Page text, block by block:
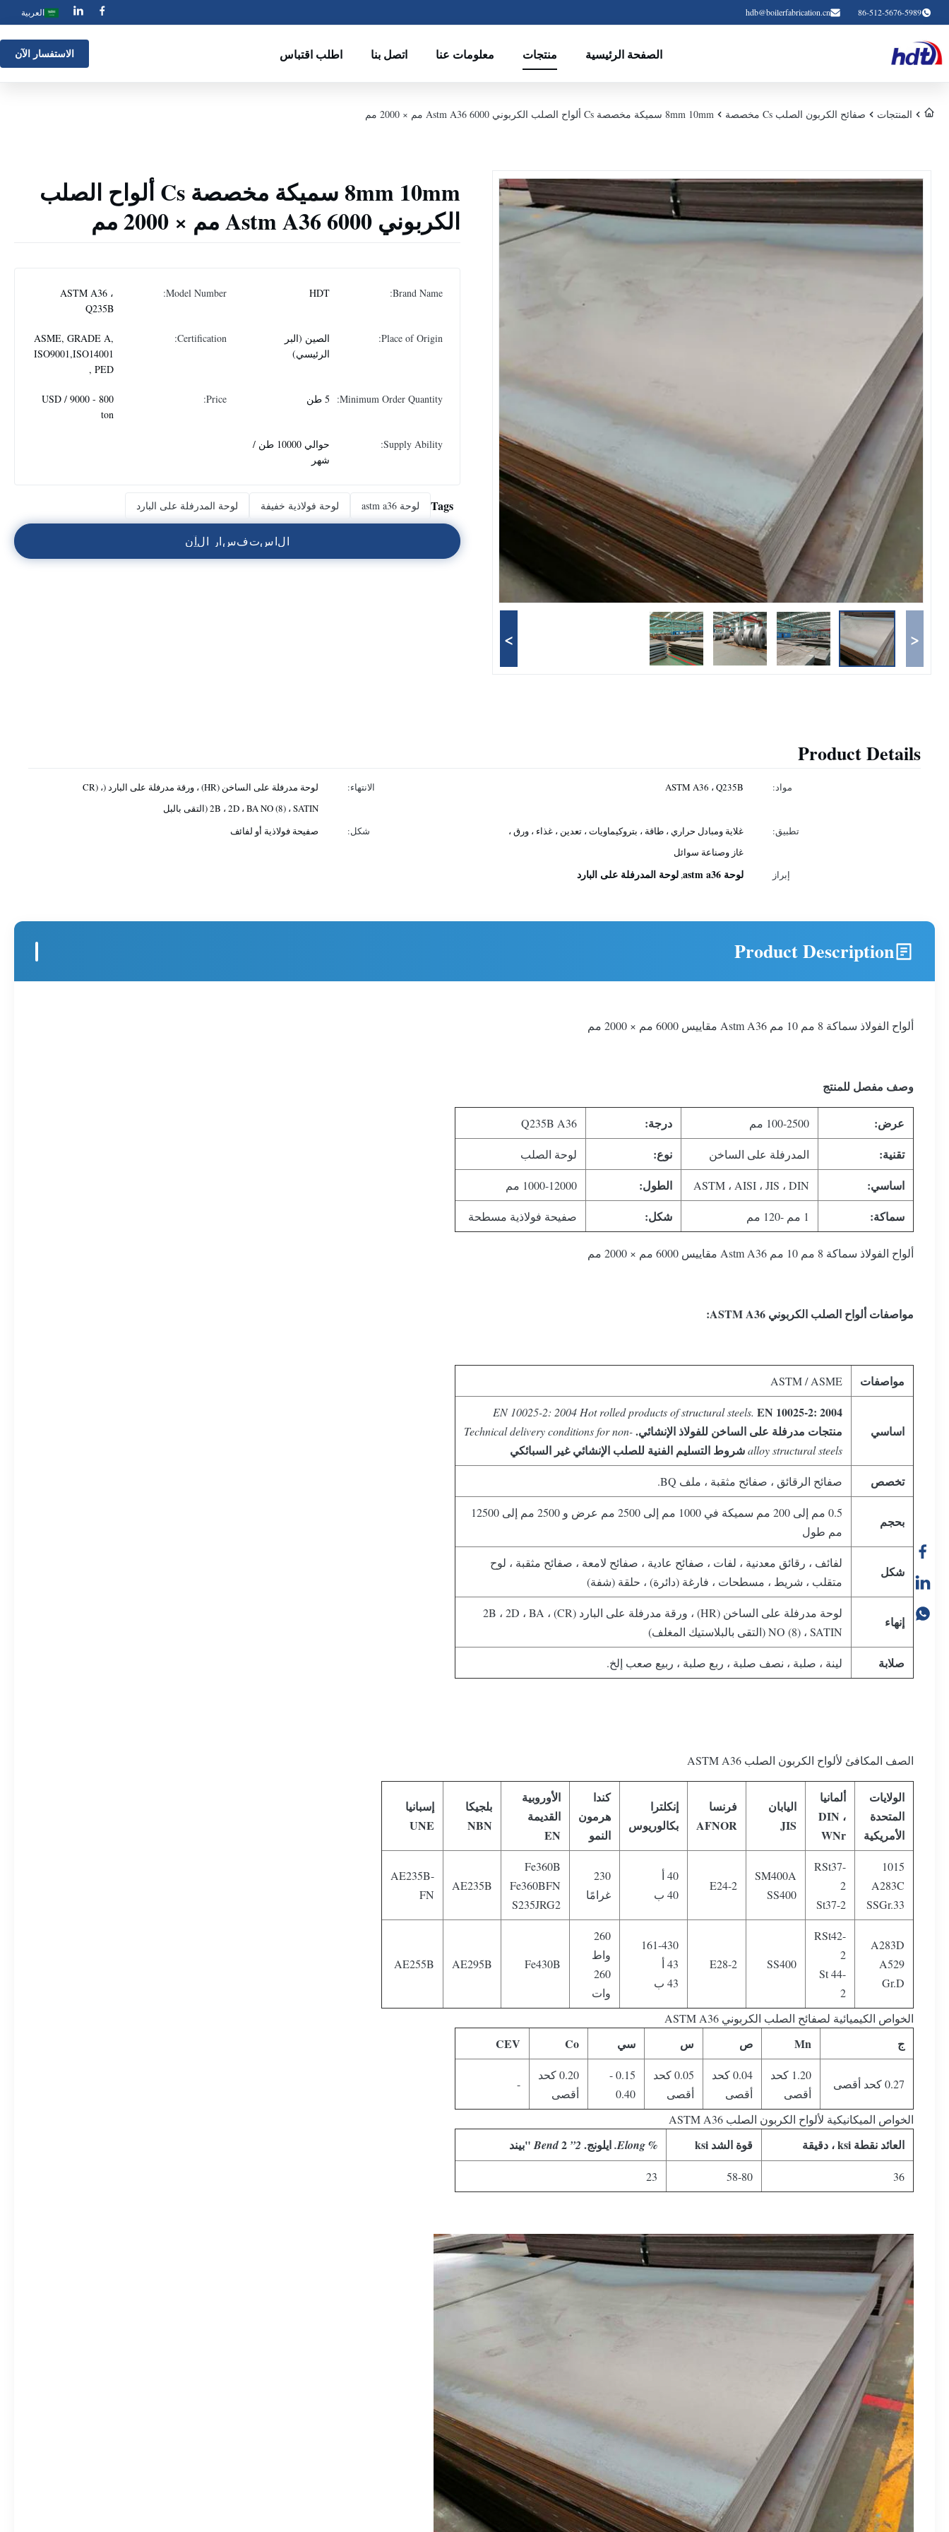
86-512-5676-5989
hdb@boilerfabrication.cn العربية
الصفحة الرئيسية منتجات معلومات عنا اتصل بنا اطلب اقتباس الاستفسار الآن
المنتجات صفائح الكربون الصلب Cs مخصصة 8mm 10mm سميكة مخصصة Cs ألواح الصلب الكربوني Astm A36 6000 مم × 2000 مم
<
>
8mm 10mm سميكة مخصصة Cs ألواح الصلب
الكربوني Astm A36 6000 مم × 2000 مم
Brand Name:
HDT
Model Number:
ASTM A36 ،
Q235B
Place of Origin:
الصين (البر
الرئيسي)
Certification:
ASME, GRADE A,
ISO9001,ISO14001
, PED
Minimum Order Quantity: 5 طن Price:
800 - 9000 USD /
ton
Supply Ability:
حوالي 10000 طن /
شهر
Tags لوحة astm a36 لوحة فولاذية خفيفة لوحة المدرفلة على البارد
الاستفسار الآن
Product Details
مواد: ASTM A36 ، Q235B الانتهاء:
لوحة مدرفلة على الساخن (HR) ، ورقة مدرفلة على البارد (CR) ،
2B ، 2D ، BA NO (8) ، SATIN (التقى بالبل
تطبيق:
غلاية ومبادل حراري ، طاقة ، بتروكيماويات ، تعدين ، غذاء ، ورق ،
غاز وصناعة سوائل
شكل: صفيحة فولاذية أو لفائف
إبراز لوحة astm a36 ,لوحة المدرفلة على البارد
Product Description
ألواح الفولاذ سماكة 8 مم 10 مم Astm A36 مقاييس 6000 مم × 2000 مم
وصف مفصل للمنتج
عرض: 100-2500 مم درجة: Q235B A36
تقنية: المدرفلة على الساخن نوع: لوحة الصلب
اساسي: ASTM ، AISI ، JIS ، DIN الطول: 1000-12000 مم
سماكة: 1 مم -120 مم شكل: صفيحة فولاذية مسطحة
ألواح الفولاذ سماكة 8 مم 10 مم Astm A36 مقاييس 6000 مم × 2000 مم
مواصفات ألواح الصلب الكربوني ASTM A36:
مواصفات ASTM / ASME
اساسي
EN 10025-2: 2004 Hot rolled products of structural steels. EN 10025-2: 2004
منتجات مدرفلة على الساخن للفولاذ الإنشائي.Technical delivery conditions for non-
alloy structural steelsشروط التسليم الفنية للصلب الإنشائي غير السبائكي
تخصص
صفائح الرقائق ، صفائح مثقبة ، ملف BQ.
بحجم
0.5 مم إلى 200 مم سميكة في 1000 مم إلى 2500 مم عرض و 2500 مم إلى 12500
مم طول
شكل
لفائف ، رقائق معدنية ، لفات ، صفائح عادية ، صفائح لامعة ، صفائح مثقبة ، لوح
متقلب ، شريط ، مسطحات ، فارغة (دائرة) ، حلقة (شفة)
إنهاء
لوحة مدرفلة على الساخن (HR) ، ورقة مدرفلة على البارد (CR) ، 2B ، 2D ، BA
NO (8) ، SATIN (التقى بالبلاستيك المغلف)
صلابة لينة ، صلبة ، نصف صلبة ، ربع صلبة ، ربيع صعب إلخ.
الصف المكافئ لألواح الكربون الصلب ASTM A36
الولايات
المتحدة
الأمريكية
ألمانيا
DIN ،
WNr
اليابان
JIS
فرنسا
AFNOR
إنكلترا
بكالوريوس
كندا
هرمون
النمو
الأوروبية
القديمة
EN
بلجيكا
NBN
إسبانيا
UNE
1015
A283C
SSGr.33
RSt37-
2
St37-2
SM400A
SS400
E24-2
40 أ
40 ب
230
غرامًا
Fe360B
Fe360BFN
S235JRG2
AE235B
AE235B-
FN
A283D
A529
Gr.D
RSt42-
2
St 44-
2
SS400
E28-2
161-430
43 أ
43 ب
260
واط
260
وات
Fe430B
AE295B
AE255B
الخواص الكيميائية لصفائح الصلب الكربوني ASTM A36
ج Mn ص س سي Co
CEV
0.27 كحد أقصى
1.20 كحد
أقصى
0.04 كحد
أقصى
0.05 كحد
أقصى
0.15 -
0.40
0.20 كحد
أقصى
-
الخواص الميكانيكية لألواح الكربون الصلب ASTM A36
العائد نقطة ksi ، دقيقة قوة الشد ksi % Elong. ايلونج. 2” Bend 2 "بيند
36
58-80
23